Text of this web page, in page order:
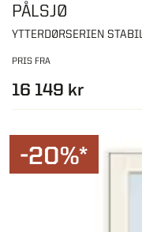
PÅLSJØ
YTTERDØRSERIEN STABIL
PRIS FRA
16 149 kr
-20%*